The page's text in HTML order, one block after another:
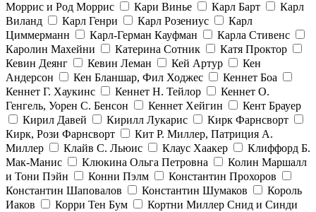
Моррис и Род Моррис
Кари Винье Карл Барт
Карл
Виланд
Карл Генри Карл Розениус
Карл
Циммерманн
Карл-Герман Кауфман
Карла Стивенс
Каролин Махейни
Катерина Сотник
Катя Проктор
Кевин Деянг
Кевин Леман Кей Артур
Кен
Андерсон
Кен Бланшар, Фил Ходжес
Кеннет Боа
Кеннет Г. Хаукинс
Кеннет Н. Тейлор
Кеннет О.
Генгель, Уорен С. Бенсон
Кеннет Хейгин
Кент Брауер
Кирил Давей
Кирилл Лукарис
Кирк Фарнсворт
Кирк, Рози Фарнсворт
Кит Р. Миллер, Патриция А.
Миллер
Клайв С. Льюис Клаус Хаакер
Клиффорд Б.
Мак-Манис
Клюкина Ольга Петровна
Колин Маршалл
и Тони Пэйн
Конни Пэлм
Константин Прохоров
Константин Шаповалов
Константин Шумаков
Король
Иаков
Корри Тен Бум
Кортни Миллер Снид и Синди